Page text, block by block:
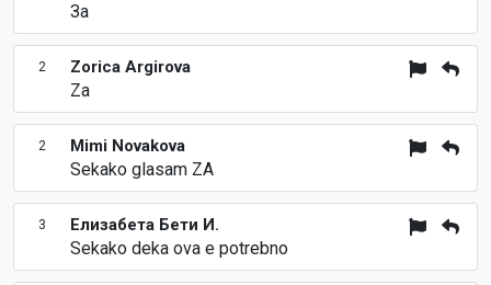
За
2 Zorica Argirova
Za
2 Mimi Novakova
Sekako glasam ZA
3 Елизабета Бети И.
Sekako deka ova e potrebno